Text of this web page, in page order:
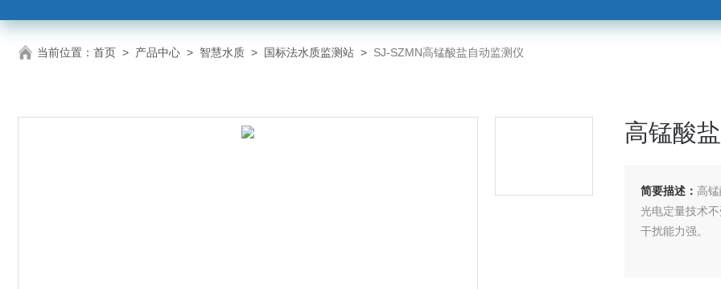
当前位置： 首页 > 产品中心 > 智慧水质 > 国标法水质监测站 > SJ-SZMN高锰酸盐自动监测仪
高锰酸
简要描述： 高
光电定量技术
干扰能力强。